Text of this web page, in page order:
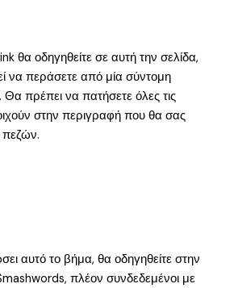
θα οδηγηθείτε σε αυτή την σελίδα,
να περάσετε από μία σύντομη
Θα πρέπει να πατήσετε όλες τις
στην περιγραφή που θα σας
πεζών.
αυτό το βήμα, θα οδηγηθείτε στην
πλέον συνδεδεμένοι με